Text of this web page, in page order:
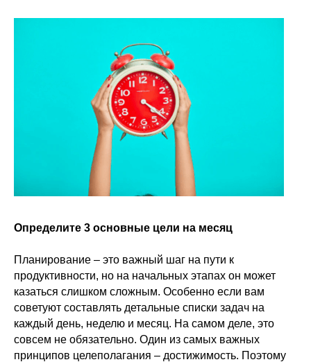
Определите 3 основные цели на месяц
Планирование – это важный шаг на пути к
продуктивности, но на начальных этапах он может
казаться слишком сложным. Особенно если вам
советуют составлять детальные списки задач на
каждый день, неделю и месяц. На самом деле, это
совсем не обязательно. Один из самых важных
принципов целеполагания – достижимость. Поэтому